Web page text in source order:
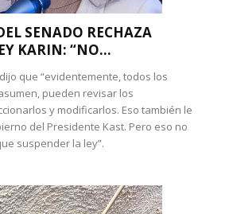
SENADO RECHAZA
KARIN: “NO...
que “evidentemente, todos los
pueden revisar los
y modificarlos. Eso también le
del Presidente Kast. Pero eso no
suspender la ley”.